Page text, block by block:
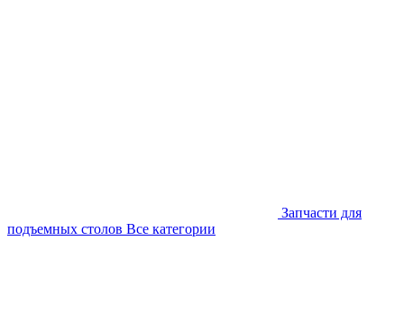
Запчасти для
подъемных столов Все категории